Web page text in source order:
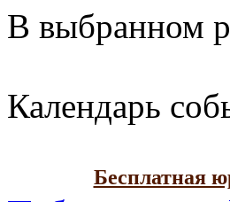
В выбранном
Календарь
Бесплатная